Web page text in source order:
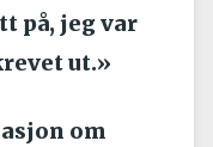
på, jeg var
ut.»
om